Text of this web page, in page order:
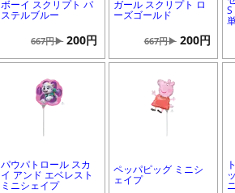
ボーイ スクリプト パ
ステルブルー
667円▶ 200円
ガール スクリプト ロ
ーズゴールド
667円▶ 200円
パウパトロール スカ
イ アンド エベレスト
ミニシェイプ
ペッパピッグ ミニシ
ェイプ